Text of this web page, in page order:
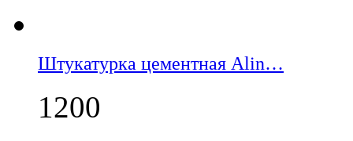
Штукатурка цементная Alin…
1200